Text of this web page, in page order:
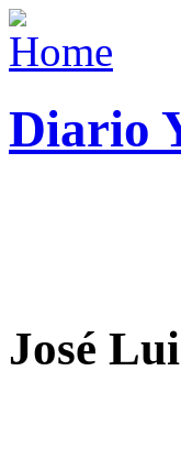
Diario
José